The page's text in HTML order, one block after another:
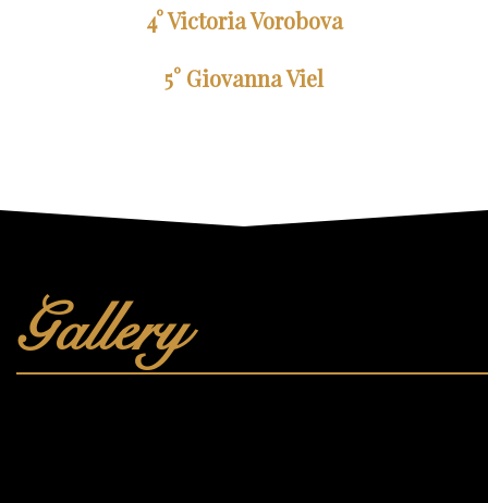
4° Victoria Vorobova
5° Giovanna Viel
Gallery